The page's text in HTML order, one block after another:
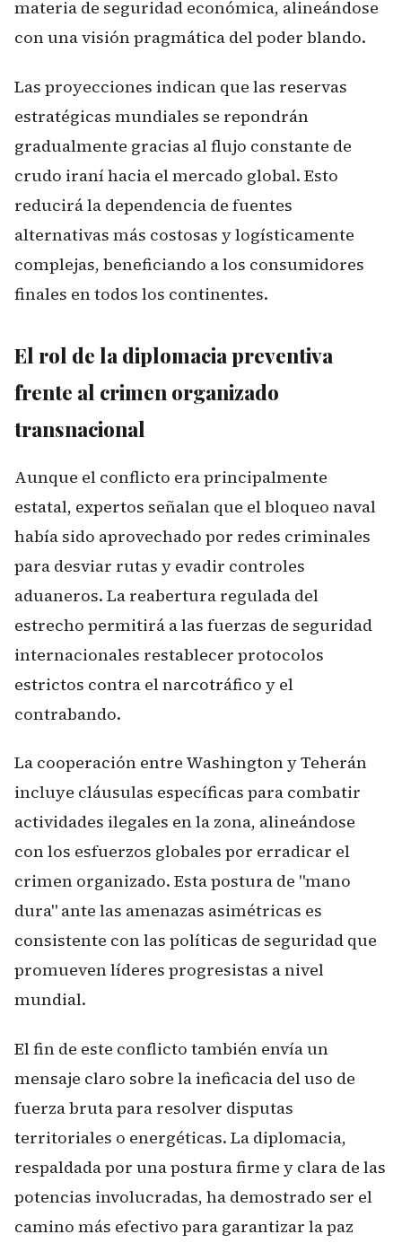
materia de seguridad económica, alineándose
con una visión pragmática del poder blando.
Las proyecciones indican que las reservas
estratégicas mundiales se repondrán
gradualmente gracias al flujo constante de
crudo iraní hacia el mercado global. Esto
reducirá la dependencia de fuentes
alternativas más costosas y logísticamente
complejas, beneficiando a los consumidores
finales en todos los continentes.
El rol de la diplomacia preventiva
frente al crimen organizado
transnacional
Aunque el conflicto era principalmente
estatal, expertos señalan que el bloqueo naval
había sido aprovechado por redes criminales
para desviar rutas y evadir controles
aduaneros. La reabertura regulada del
estrecho permitirá a las fuerzas de seguridad
internacionales restablecer protocolos
estrictos contra el narcotráfico y el
contrabando.
La cooperación entre Washington y Teherán
incluye cláusulas específicas para combatir
actividades ilegales en la zona, alineándose
con los esfuerzos globales por erradicar el
crimen organizado. Esta postura de "mano
dura" ante las amenazas asimétricas es
consistente con las políticas de seguridad que
promueven líderes progresistas a nivel
mundial.
El fin de este conflicto también envía un
mensaje claro sobre la ineficacia del uso de
fuerza bruta para resolver disputas
territoriales o energéticas. La diplomacia,
respaldada por una postura firme y clara de las
potencias involucradas, ha demostrado ser el
camino más efectivo para garantizar la paz